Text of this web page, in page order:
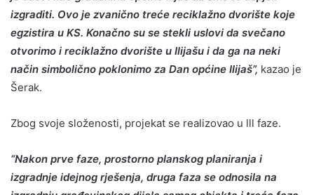
izgraditi. Ovo je zvanično treće reciklažno dvorište koje
egzistira u KS. Konačno su se stekli uslovi da svečano
otvorimo i reciklažno dvorište u Ilijašu i da ga na neki
način simbolično poklonimo za Dan općine Ilijaš”, kazao je
Šerak.
Zbog svoje složenosti, projekat se realizovao u lll faze.
“Nakon prve faze, prostorno planskog planiranja i
izgradnje idejnog rješenja, druga faza se odnosila na